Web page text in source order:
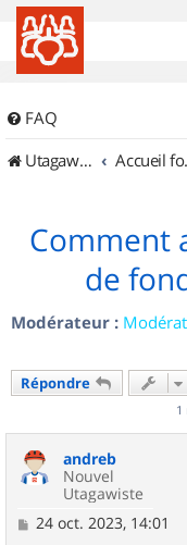
FAQ
UtagawaVTT (Randos VTT et VTTAE avec traces GPS)
Comment
de
Modérateur :
Répondre
1
andreb
Nouvel
Utagawiste
M
24 oct. 2023, 14:01